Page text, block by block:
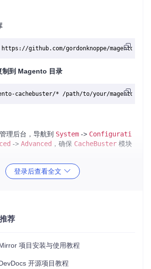
制到 Magento 目录
理后台，导航到 System -> Configurati
-> Advanced ，确保 CacheBuster 模块
登录后查看全文
荐
项目安装与使用教程
开源项目教程